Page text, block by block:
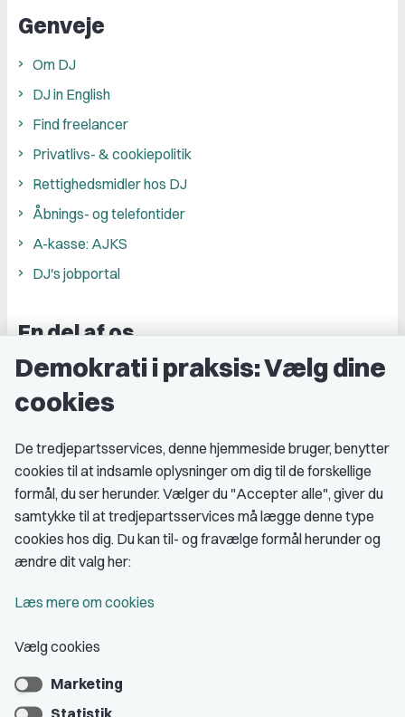
Genveje
Om DJ
DJ in English
Find freelancer
Privatlivs- & cookiepolitik
Rettighedsmidler hos DJ
Åbnings- og telefontider
A-kasse: AJKS
DJ's jobportal
En del af os
Grupper og kredse
Studenterorganisationer
Medlemskab
Fordele som medlem
Kontingent
Bliv medlem
Demokrati i praksis: Vælg dine
cookies
De tredjepartsservices, denne hjemmeside bruger, benytter
cookies til at indsamle oplysninger om dig til de forskellige
formål, du ser herunder. Vælger du "Accepter alle", giver du
samtykke til at tredjepartsservices må lægge denne type
cookies hos dig. Du kan til- og fravælge formål herunder og
ændre dit valg her:
Læs mere om cookies
Vælg cookies
Marketing
Statistik